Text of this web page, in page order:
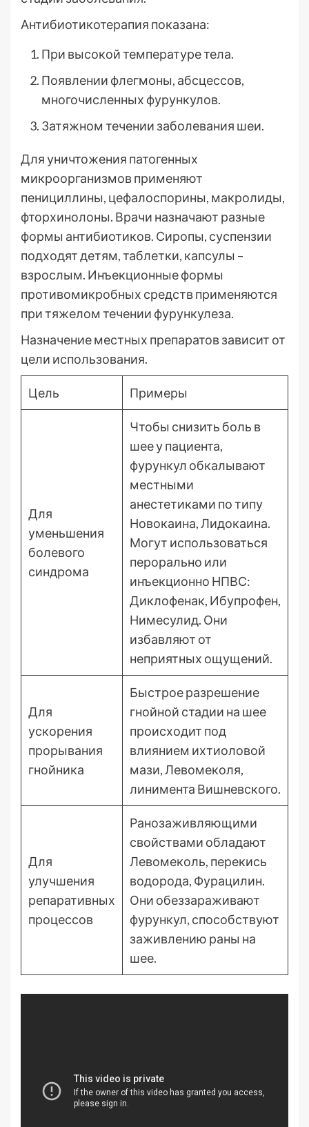
Антибиотикотерапия показана:
При высокой температуре тела.
Появлении флегмоны, абсцессов,
многочисленных фурункулов.
Затяжном течении заболевания шеи.
Для уничтожения патогенных
микроорганизмов применяют
пенициллины, цефалоспорины, макролиды,
фторхинолоны. Врачи назначают разные
формы антибиотиков. Сиропы, суспензии
подходят детям, таблетки, капсулы –
взрослым. Инъекционные формы
противомикробных средств применяются
при тяжелом течении фурункулеза.
Назначение местных препаратов зависит от
цели использования.
Цель Примеры
Для
уменьшения
болевого
синдрома
Чтобы снизить боль в
шее у пациента,
фурункул обкалывают
местными
анестетиками по типу
Новокаина, Лидокаина.
Могут использоваться
перорально или
инъекционно НПВС:
Диклофенак, Ибупрофен,
Нимесулид. Они
избавляют от
неприятных ощущений.
Для
ускорения
прорывания
гнойника
Быстрое разрешение
гнойной стадии на шее
происходит под
влиянием ихтиоловой
мази, Левомеколя,
линимента Вишневского.
Для
улучшения
репаративных
процессов
Ранозаживляющими
свойствами обладают
Левомеколь, перекись
водорода, Фурацилин.
Они обеззараживают
фурункул, способствуют
заживлению раны на
шее.